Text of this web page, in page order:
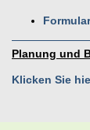
Planung und
Klicken Sie